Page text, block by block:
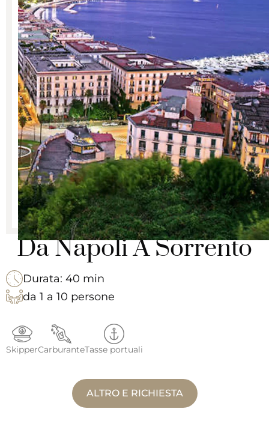
Da Napoli A Sorrento
Durata: 40 min
da 1 a 10 persone
SkipperCarburanteTasse portuali
ALTRO E RICHIESTA